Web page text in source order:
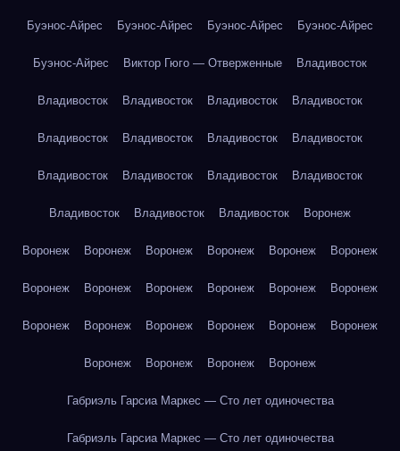
Буэнос-Айрес Буэнос-Айрес Буэнос-Айрес Буэнос-Айрес
Буэнос-Айрес Виктор Гюго — Отверженные Владивосток
Владивосток Владивосток Владивосток Владивосток
Владивосток Владивосток Владивосток Владивосток
Владивосток Владивосток Владивосток Владивосток
Владивосток Владивосток Владивосток Воронеж
Воронеж Воронеж Воронеж Воронеж Воронеж Воронеж
Воронеж Воронеж Воронеж Воронеж Воронеж Воронеж
Воронеж Воронеж Воронеж Воронеж Воронеж Воронеж
Воронеж Воронеж Воронеж Воронеж
Габриэль Гарсиа Маркес — Сто лет одиночества
Габриэль Гарсиа Маркес — Сто лет одиночества